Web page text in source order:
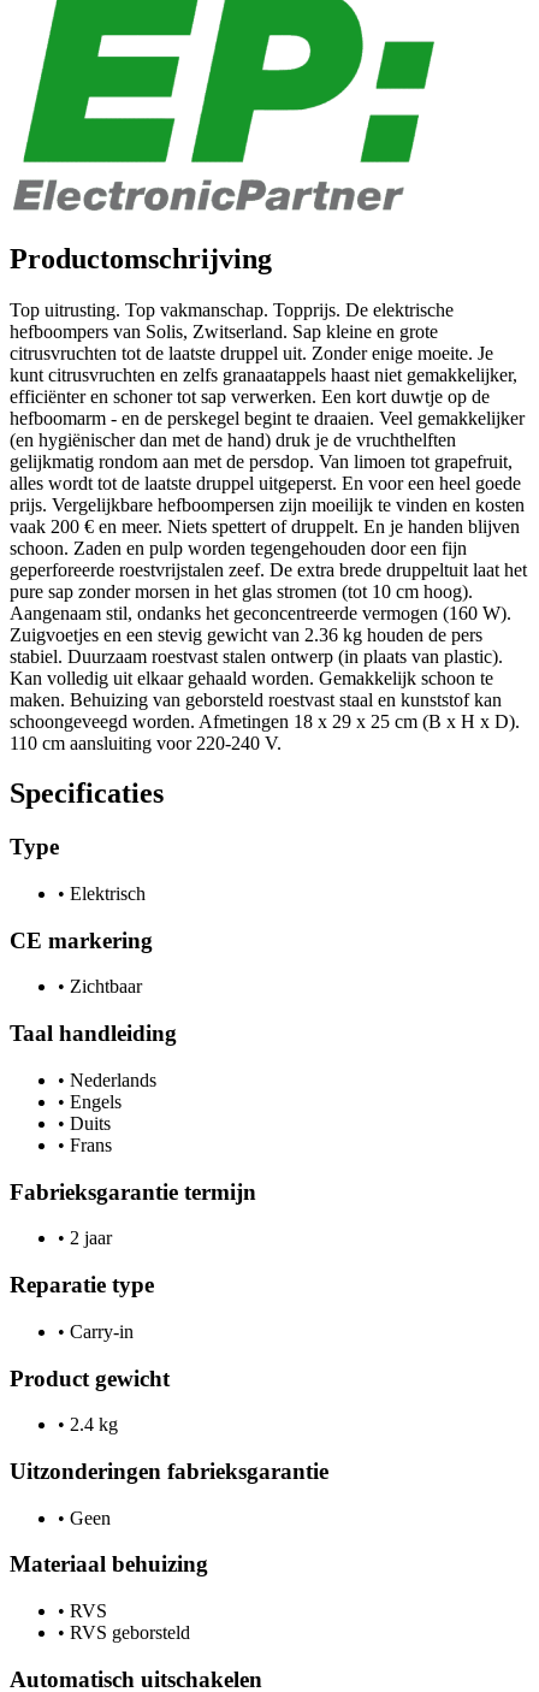
Productomschrijving
Top uitrusting. Top vakmanschap. Topprijs. De elektrische
hefboompers van Solis, Zwitserland. Sap kleine en grote
citrusvruchten tot de laatste druppel uit. Zonder enige moeite. Je
kunt citrusvruchten en zelfs granaatappels haast niet gemakkelijker,
efficiënter en schoner tot sap verwerken. Een kort duwtje op de
hefboomarm - en de perskegel begint te draaien. Veel gemakkelijker
(en hygiënischer dan met de hand) druk je de vruchthelften
gelijkmatig rondom aan met de persdop. Van limoen tot grapefruit,
alles wordt tot de laatste druppel uitgeperst. En voor een heel goede
prijs. Vergelijkbare hefboompersen zijn moeilijk te vinden en kosten
vaak 200 € en meer. Niets spettert of druppelt. En je handen blijven
schoon. Zaden en pulp worden tegengehouden door een fijn
geperforeerde roestvrijstalen zeef. De extra brede druppeltuit laat het
pure sap zonder morsen in het glas stromen (tot 10 cm hoog).
Aangenaam stil, ondanks het geconcentreerde vermogen (160 W).
Zuigvoetjes en een stevig gewicht van 2.36 kg houden de pers
stabiel. Duurzaam roestvast stalen ontwerp (in plaats van plastic).
Kan volledig uit elkaar gehaald worden. Gemakkelijk schoon te
maken. Behuizing van geborsteld roestvast staal en kunststof kan
schoongeveegd worden. Afmetingen 18 x 29 x 25 cm (B x H x D).
110 cm aansluiting voor 220-240 V.
Specificaties
Type
• Elektrisch
CE markering
• Zichtbaar
Taal handleiding
• Nederlands
• Engels
• Duits
• Frans
Fabrieksgarantie termijn
• 2 jaar
Reparatie type
• Carry-in
Product gewicht
• 2.4 kg
Uitzonderingen fabrieksgarantie
• Geen
Materiaal behuizing
• RVS
• RVS geborsteld
Automatisch uitschakelen